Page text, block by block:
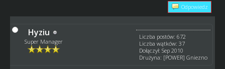
Odpowiedz
Hyziu
Super Manager
Liczba postów: 672
Liczba wątków: 37
Dołączył: Sep 2010
Drużyna: [POWER] Gniezno